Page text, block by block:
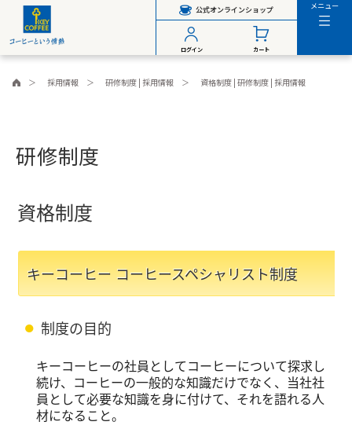
公式オンラインショップ
ログイン カート
メニュー
採用情報 研修制度 | 採用情報 資格制度 | 研修制度 | 採用情報
研修制度
資格制度
キーコーヒー コーヒースペシャリスト制度
制度の目的
キーコーヒーの社員としてコーヒーについて探求し
続け、コーヒーの一般的な知識だけでなく、当社社
員として必要な知識を身に付けて、それを語れる人
材になること。